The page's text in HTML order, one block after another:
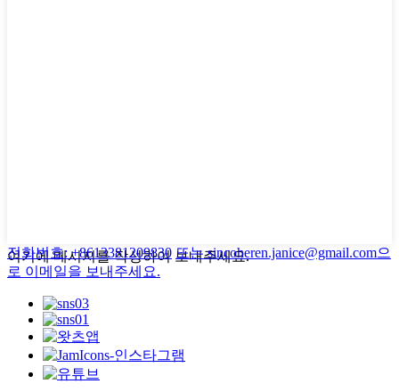
여기에 메시지를 작성하여 보내주세요.
전화번호: +8613381209830 또는 sincoheren.janice@gmail.com으
로 이메일을 보내주세요.